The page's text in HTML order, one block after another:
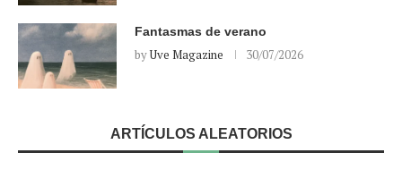
Fantasmas de verano
byUve Magazine 30/07/2026
ARTÍCULOS ALEATORIOS